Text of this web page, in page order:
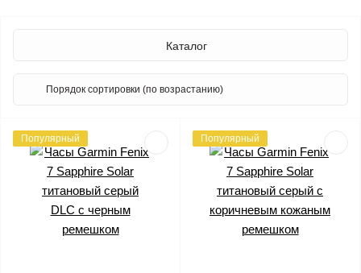
Каталог
Популярный Популярный